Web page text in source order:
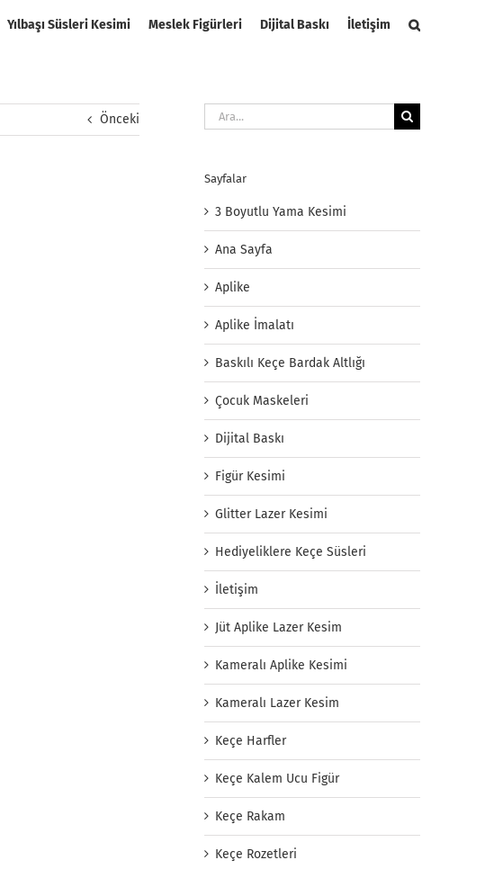
Yılbaşı Süsleri Kesimi Meslek Figürleri Dijital Baskı İletişim
Önceki Ara:
Sayfalar
3 Boyutlu Yama Kesimi
Ana Sayfa
Aplike
Aplike İmalatı
Baskılı Keçe Bardak Altlığı
Çocuk Maskeleri
Dijital Baskı
Figür Kesimi
Glitter Lazer Kesimi
Hediyeliklere Keçe Süsleri
İletişim
Jüt Aplike Lazer Kesim
Kameralı Aplike Kesimi
Kameralı Lazer Kesim
Keçe Harfler
Keçe Kalem Ucu Figür
Keçe Rakam
Keçe Rozetleri